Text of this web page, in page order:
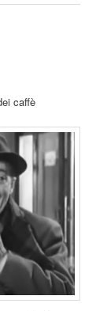
caffè